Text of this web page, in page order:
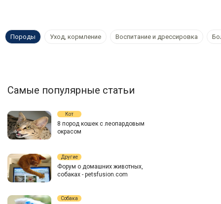
Породы Уход, кормление Воспитание и дрессировка
Самые популярные статьи
Кот
8 пород кошек с леопардовым
окрасом
Другие
Форум о домашних животных,
собаках - petsfusion.com
Собака